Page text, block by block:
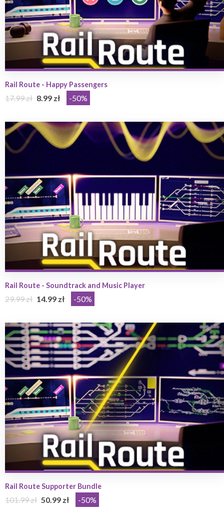
Rail Route - Happy Passengers
17.99 zł 8.99 zł -50%
Rail Route - Soundtrack and Music Player
29.99 zł 14.99 zł -50%
Rail Route Supporter Bundle
101.99 zł 50.99 zł -50%